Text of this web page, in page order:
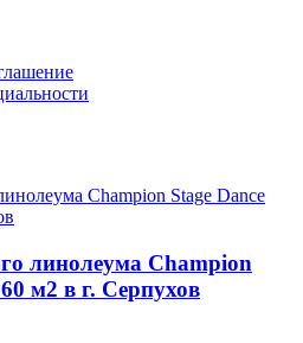
линолеума Champion
м2 в г. Серпухов